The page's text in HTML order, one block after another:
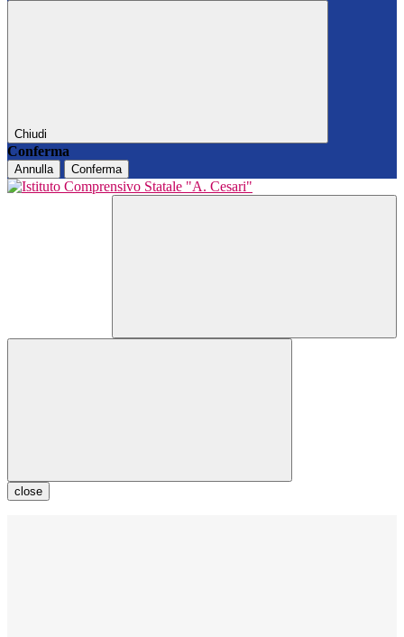
Chiudi
Conferma
Annulla Conferma
close